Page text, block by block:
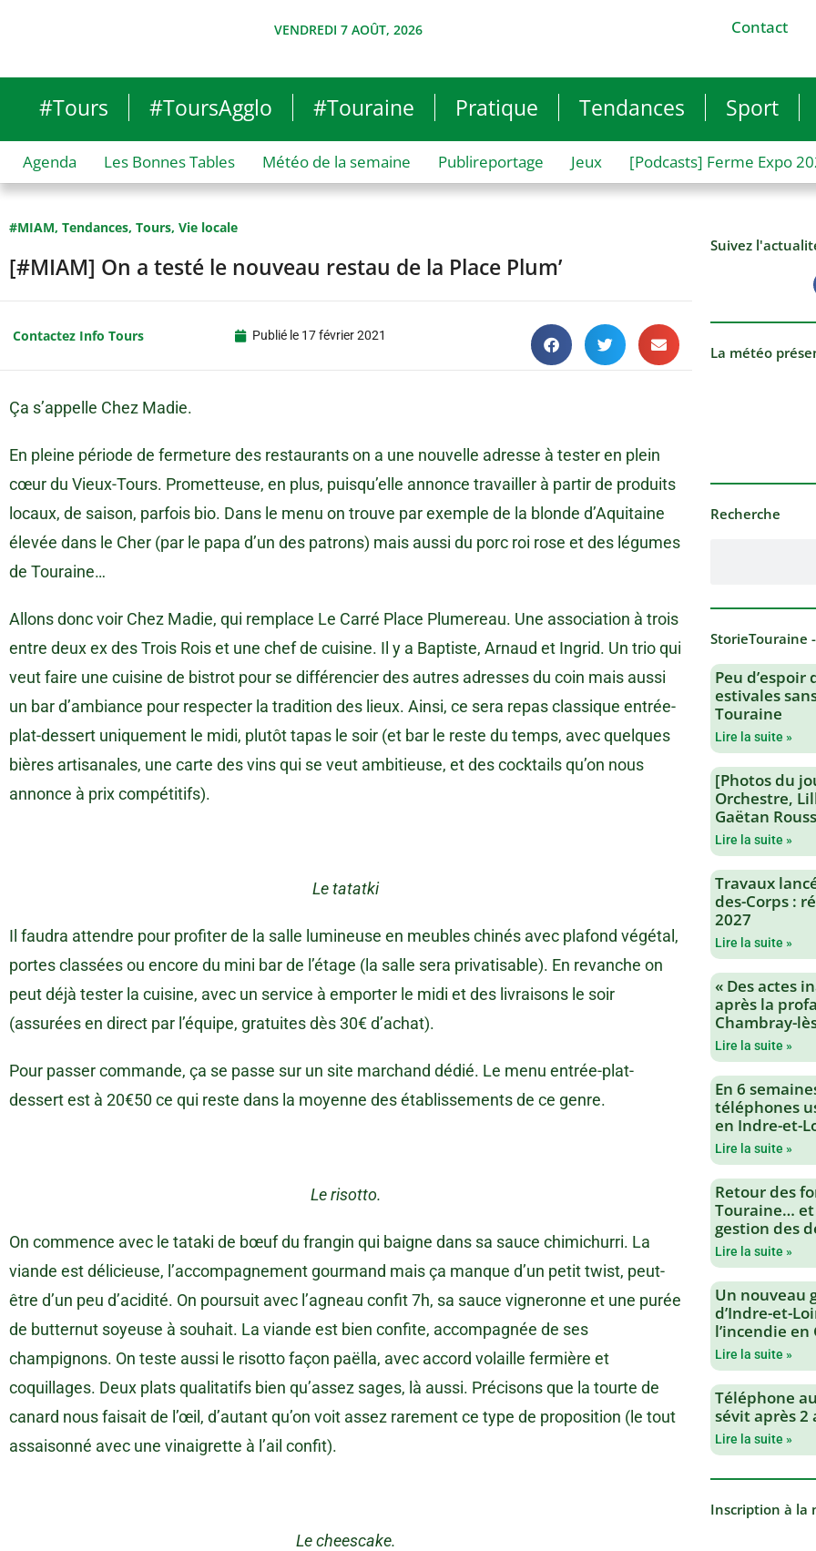
VENDREDI 7 AOÛT, 2026 Contact
#Tours #ToursAgglo #Touraine Pratique Tendances Sport
Agenda Les Bonnes Tables Météo de la semaine Publireportage Jeux [Podcasts] Ferme Expo
#MIAM, Tendances, Tours, Vie locale
[#MIAM] On a testé le nouveau restau de la Place Plum’
Contactez Info Tours Publié le 17 février 2021
Ça s’appelle Chez Madie.
En pleine période de fermeture des restaurants on a une nouvelle adresse à tester en plein
cœur du Vieux-Tours. Prometteuse, en plus, puisqu’elle annonce travailler à partir de produits
locaux, de saison, parfois bio. Dans le menu on trouve par exemple de la blonde d’Aquitaine
élevée dans le Cher (par le papa d’un des patrons) mais aussi du porc roi rose et des légumes
de Touraine…
Allons donc voir Chez Madie, qui remplace Le Carré Place Plumereau. Une association à trois
entre deux ex des Trois Rois et une chef de cuisine. Il y a Baptiste, Arnaud et Ingrid. Un trio qui
veut faire une cuisine de bistrot pour se différencier des autres adresses du coin mais aussi
un bar d’ambiance pour respecter la tradition des lieux. Ainsi, ce sera repas classique entrée-
plat-dessert uniquement le midi, plutôt tapas le soir (et bar le reste du temps, avec quelques
bières artisanales, une carte des vins qui se veut ambitieuse, et des cocktails qu’on nous
annonce à prix compétitifs).
Le tatatki
Il faudra attendre pour profiter de la salle lumineuse en meubles chinés avec plafond végétal,
portes classées ou encore du mini bar de l’étage (la salle sera privatisable). En revanche on
peut déjà tester la cuisine, avec un service à emporter le midi et des livraisons le soir
(assurées en direct par l’équipe, gratuites dès 30€ d’achat).
Pour passer commande, ça se passe sur un site marchand dédié. Le menu entrée-plat-
dessert est à 20€50 ce qui reste dans la moyenne des établissements de ce genre.
Le risotto.
On commence avec le tataki de bœuf du frangin qui baigne dans sa sauce chimichurri. La
viande est délicieuse, l’accompagnement gourmand mais ça manque d’un petit twist, peut-
être d’un peu d’acidité. On poursuit avec l’agneau confit 7h, sa sauce vigneronne et une purée
de butternut soyeuse à souhait. La viande est bien confite, accompagnée de ses
champignons. On teste aussi le risotto façon paëlla, avec accord volaille fermière et
coquillages. Deux plats qualitatifs bien qu’assez sages, là aussi. Précisons que la tourte de
canard nous faisait de l’œil, d’autant qu’on voit assez rarement ce type de proposition (le tout
assaisonné avec une vinaigrette à l’ail confit).
Le cheescake.
Suivez
La météo
Recherche
StorieTouraine
Peu
estivales
Touraine
Lire la suite »
[Photos du
Orchestre,
Gaëtan
Lire la suite »
Travaux
des-Corps :
2027
Lire la suite »
« Des actes
après la
Chambray-
Lire la suite »
En 6
téléphones
en Indre-et-
Lire la suite »
Retour des
Touraine…
gestion des
Lire la suite »
Un nouveau
d’Indre-et-
l’incendie
Lire la suite »
Téléphone
sévit après 2
Lire la suite »
Inscription à la